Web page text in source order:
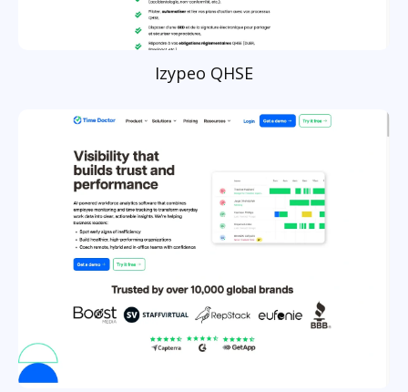
Izypeo QHSE